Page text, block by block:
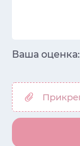
Ваша оценка: